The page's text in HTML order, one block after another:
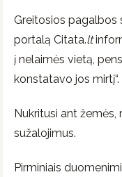
Greitosios pagalbos
portalą Citata.lt
į nelaimės vietą,
konstatavo jos mirtį“.
Nukritusi ant
sužalojimus.
Pirminiais